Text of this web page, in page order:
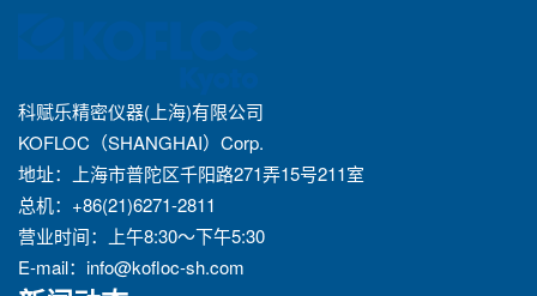
科赋乐精密仪器(上海)有限公司
KOFLOC（SHANGHAI）Corp.
地址：上海市普陀区千阳路271弄15号211室
总机：+86(21)6271-2811
营业时间：上午8:30～下午5:30
E-mail： info@kofloc-sh.com